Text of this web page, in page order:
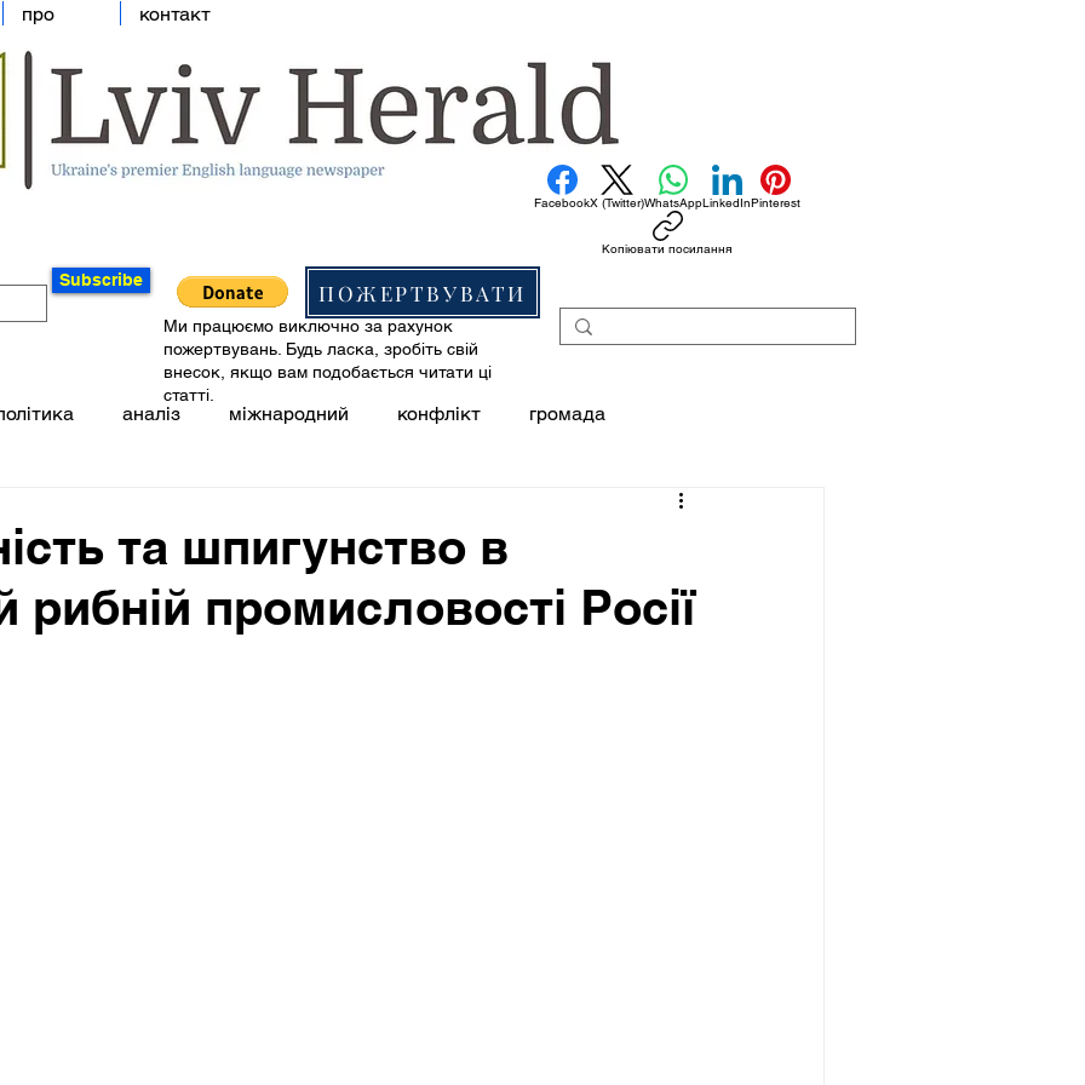
про контакт
Subscribe ПОЖЕРТВУВАТИ
FacebookX (Twitter)WhatsAppLinkedInPinterest
Копіювати посилання
Ми працюємо виключно за рахунок
пожертвувань. Будь ласка, зробіть свій
внесок, якщо вам подобається читати ці
статті.
аналіз міжнародний конфлікт громада
та шпигунство в
рибній промисловості Росії